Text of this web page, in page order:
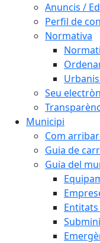
Anuncis /
Perfil de
Normativa
Seu
Municipi
Com
Guia de
Guia del